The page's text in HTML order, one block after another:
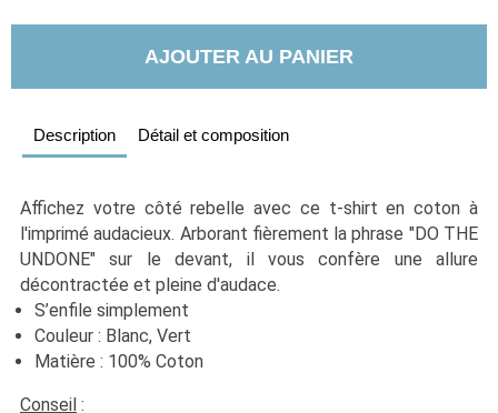
AJOUTER AU PANIER
Description Détail et composition
Affichez votre côté rebelle avec ce t-shirt en coton à
l'imprimé audacieux. Arborant fièrement la phrase "DO THE
UNDONE" sur le devant, il vous confère une allure
décontractée et pleine d'audace.
S’enfile simplement
Couleur : Blanc, Vert
Matière : 100% Coton
Conseil :